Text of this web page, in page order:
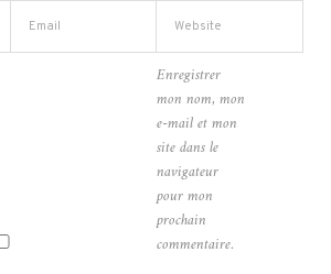
Enregistrer
mon nom, mon
e-mail et mon
site dans le
navigateur
pour mon
prochain
commentaire.